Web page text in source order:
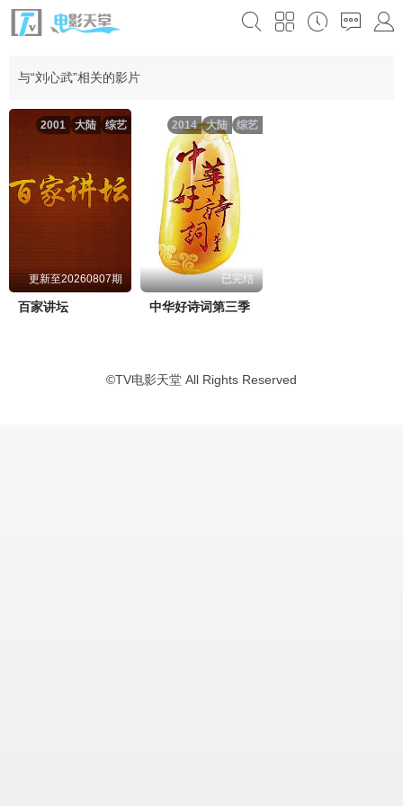
与“刘心武”相关的影片
综艺
大陆
2001
更新至20260807期
百家讲坛
综艺
大陆
2014
已完结
中华好诗词第三季
©TV电影天堂 All Rights Reserved